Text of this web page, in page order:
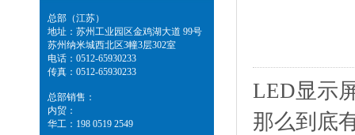
总部（江苏）
地址：苏州工业园区金鸡湖大道 99号
苏州纳米城西北区3幢3层302室
电话：0512-65930233
传真：0512-65930233
总部销售：
内贸：
华工：198 0519 2549
LED显示
那么到底